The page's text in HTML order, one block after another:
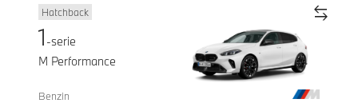
Hatchback
1 -serie
M Performance
Benzin